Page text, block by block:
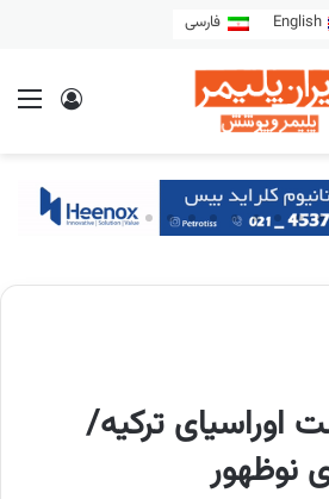
English فارسی
اوراسیای ترکیه/
نوظهور